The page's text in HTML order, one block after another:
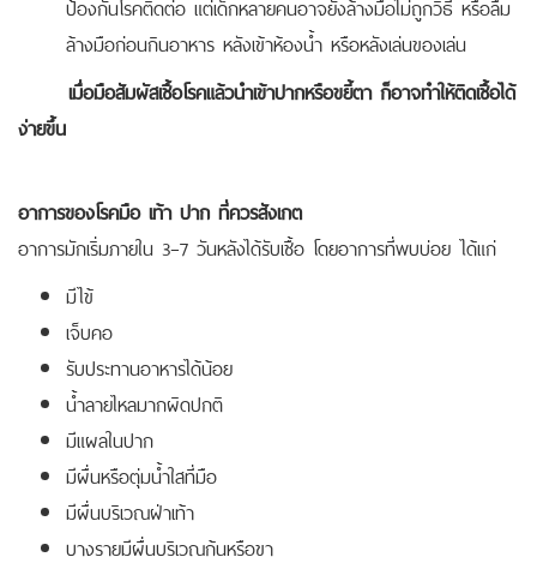
ล้างมือก่อนกินอาหาร หลังเข้าห้องน้ำ หรือหลังเล่นของเล่น
เมื่อมือสัมผัสเชื้อโรคแล้วนำเข้าปากหรือขยี้ตา ก็อาจทำให้ติดเชื้อได้
ง่ายขึ้น
อาการของโรคมือ เท้า ปาก ที่ควรสังเกต
อาการมักเริ่มภายใน 3–7 วันหลังได้รับเชื้อ โดยอาการที่พบบ่อย ได้แก่
มีไข้
เจ็บคอ
รับประทานอาหารได้น้อย
น้ำลายไหลมากผิดปกติ
มีแผลในปาก
มีผื่นหรือตุ่มน้ำใสที่มือ
มีผื่นบริเวณฝ่าเท้า
บางรายมีผื่นบริเวณก้นหรือขา